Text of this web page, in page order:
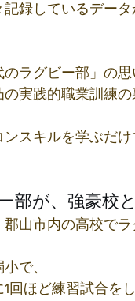
録しているデータ
ラグビー部」の思
実践的職業訓練の
ンスキルを学ぶだ
部が、強豪校
山市内の高校でラ
で、
回ほど練習試合をし